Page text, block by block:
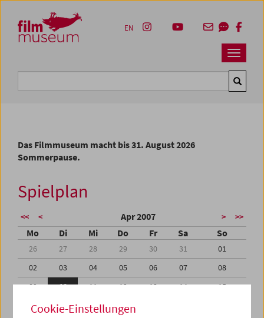
Zum Inhalt
Zum Hauptmenü
Zur Servicenavigation
Zum Suche
Navbar
EN
Das Filmmuseum macht bis 31. August 2026
Sommerpause.
Spielplan
<< < Apr 2007 > >>
Mo Di Mi Do Fr Sa So
26 27 28 29 30 31
01
02
03 04 05 06 07
08
09
10 11 12 13 14
15
16
17 18 19
Cookie-Einstellungen